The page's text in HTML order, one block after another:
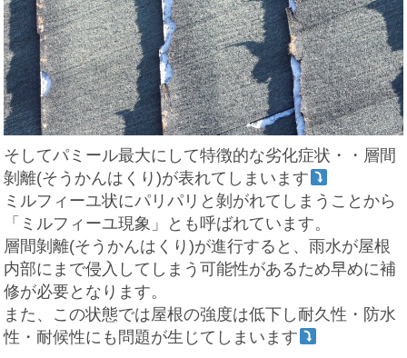
そしてパミール最大にして特徴的な劣化症状・・ 層間
剝離(そうかんはくり)が表れてしまいます
ミルフィーユ状にパリパリと剝がれてしまうことから
「ミルフィーユ現象」とも呼ばれています。
層間剝離(そうかんはくり)が進行すると、雨水が屋根
内部にまで侵入してしまう可能性があるため早めに補
修が必要となります。
また、この状態では屋根の強度は低下し耐久性・防水
性・耐候性にも問題が生じてしまいます